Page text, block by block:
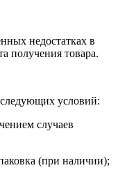
недостатках в
получения товара.
условий:
случаев
(при наличии);